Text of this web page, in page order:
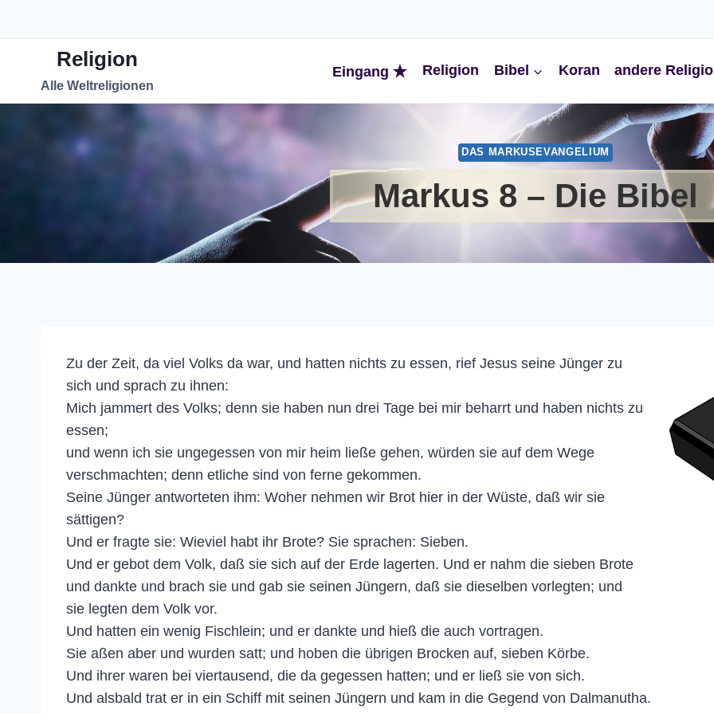
Religion
Alle Weltreligionen
Eingang Religion Bibel Koran andere
DAS MARKUSEVANGELIUM
Markus 8 – Die Bibel
Zu der Zeit, da viel Volks da war, und hatten nichts zu essen, rief Jesus seine Jünger zu
sich und sprach zu ihnen:
Mich jammert des Volks; denn sie haben nun drei Tage bei mir beharrt und haben nichts zu
essen;
und wenn ich sie ungegessen von mir heim ließe gehen, würden sie auf dem Wege
verschmachten; denn etliche sind von ferne gekommen.
Seine Jünger antworteten ihm: Woher nehmen wir Brot hier in der Wüste, daß wir sie
sättigen?
Und er fragte sie: Wieviel habt ihr Brote? Sie sprachen: Sieben.
Und er gebot dem Volk, daß sie sich auf der Erde lagerten. Und er nahm die sieben Brote
und dankte und brach sie und gab sie seinen Jüngern, daß sie dieselben vorlegten; und
sie legten dem Volk vor.
Und hatten ein wenig Fischlein; und er dankte und hieß die auch vortragen.
Sie aßen aber und wurden satt; und hoben die übrigen Brocken auf, sieben Körbe.
Und ihrer waren bei viertausend, die da gegessen hatten; und er ließ sie von sich.
Und alsbald trat er in ein Schiff mit seinen Jüngern und kam in die Gegend von Dalmanutha.